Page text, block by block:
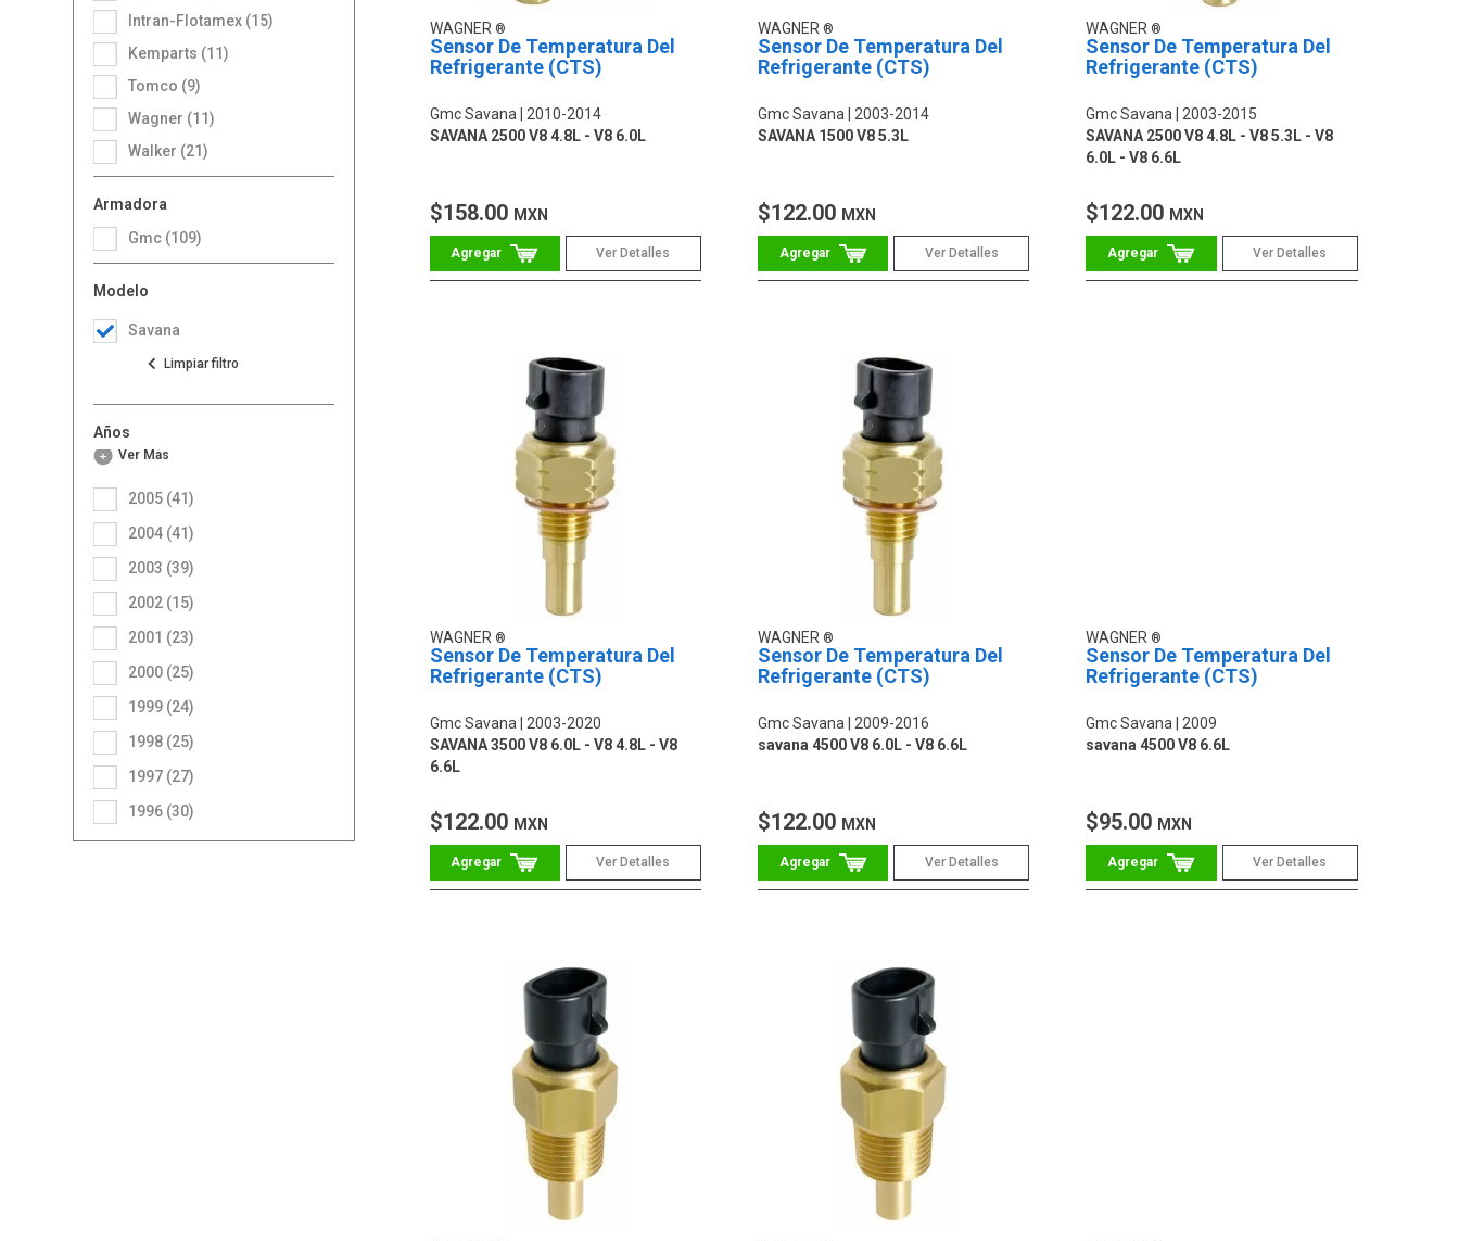
Intran-Flotamex (15)
Kemparts (11)
Tomco (9)
Wagner (11)
Walker (21)
Armadora
Gmc (109)
Modelo
Savana
Años
1996 (30)
1997 (27)
1998 (25)
1999 (24)
2000 (25)
2001 (23)
2002 (15)
2003 (39)
2004 (41)
2005 (41)
Ver Más
WAGNER
Sensor De Temperatura Del
Refrigerante (CTS)
Gmc Savana
2010-2014
SAVANA 2500 V8 4.8L - V8 6.0L
$158.00 MXN
Ver Detalles
WAGNER
Sensor De Temperatura Del
Refrigerante (CTS)
Gmc Savana
2003-2014
SAVANA 1500 V8 5.3L
$122.00 MXN
Ver Detalles
WAGNER
Sensor De Temperatura Del
Refrigerante (CTS)
Gmc Savana
2003-2015
SAVANA 2500 V8 4.8L - V8 5.3L - V8
6.0L - V8 6.6L
$122.00 MXN
Ver Detalles
WAGNER
Sensor De Temperatura Del
Refrigerante (CTS)
Gmc Savana 2003-2020
SAVANA 3500 V8 6.0L - V8 4.8L - V8
6.6L
$122.00 MXN
Ver Detalles
WAGNER
Sensor De Temperatura Del
Refrigerante (CTS)
Gmc Savana 2009-2016
savana 4500 V8 6.0L - V8 6.6L
$122.00 MXN
Ver Detalles
WAGNER
Sensor De Temperatura Del
Refrigerante (CTS)
Gmc Savana 2009
savana 4500 V8 6.6L
$95.00 MXN
Ver Detalles